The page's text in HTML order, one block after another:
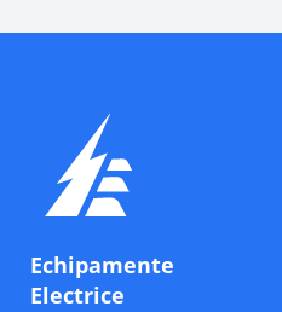
Echipamente
Electrice